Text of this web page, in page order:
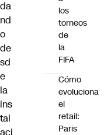
da
nd
o
de
sd
e
la
ins
tal
los
torneos
de
la
FIFA
Cómo
evoluciona
el
retail:
Paris